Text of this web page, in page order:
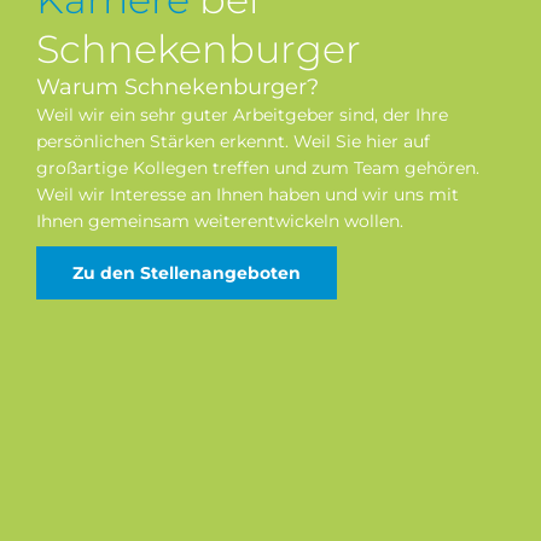
Schnekenburger
Warum Schnekenburger?
Weil wir ein sehr guter Arbeitgeber sind, der Ihre
persönlichen Stärken erkennt. Weil Sie hier auf
großartige Kollegen treffen und zum Team gehören.
Weil wir Interesse an Ihnen haben und wir uns mit
Ihnen gemeinsam weiterentwickeln wollen.
Zu den Stellenangeboten